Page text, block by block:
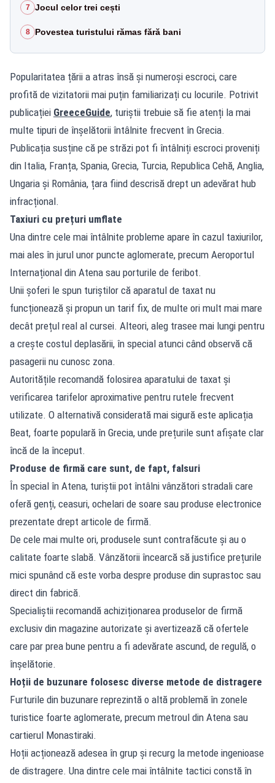
7 Jocul celor trei cești
8 Povestea turistului rămas fără bani
Popularitatea țării a atras însă și numeroși escroci, care
profită de vizitatorii mai puțin familiarizați cu locurile. Potrivit
publicației GreeceGuide, turiștii trebuie să fie atenți la mai
multe tipuri de înșelătorii întâlnite frecvent în Grecia.
Publicația susține că pe străzi pot fi întâlniți escroci proveniți
din Italia, Franța, Spania, Grecia, Turcia, Republica Cehă, Anglia,
Ungaria și România, țara fiind descrisă drept un adevărat hub
infracțional.
Taxiuri cu prețuri umflate
Una dintre cele mai întâlnite probleme apare în cazul taxiurilor,
mai ales în jurul unor puncte aglomerate, precum Aeroportul
Internațional din Atena sau porturile de feribot.
Unii șoferi le spun turiștilor că aparatul de taxat nu
funcționează și propun un tarif fix, de multe ori mult mai mare
decât prețul real al cursei. Alteori, aleg trasee mai lungi pentru
a crește costul deplasării, în special atunci când observă că
pasagerii nu cunosc zona.
Autoritățile recomandă folosirea aparatului de taxat și
verificarea tarifelor aproximative pentru rutele frecvent
utilizate. O alternativă considerată mai sigură este aplicația
Beat, foarte populară în Grecia, unde prețurile sunt afișate clar
încă de la început.
Produse de firmă care sunt, de fapt, falsuri
În special în Atena, turiștii pot întâlni vânzători stradali care
oferă genți, ceasuri, ochelari de soare sau produse electronice
prezentate drept articole de firmă.
De cele mai multe ori, produsele sunt contrafăcute și au o
calitate foarte slabă. Vânzătorii încearcă să justifice prețurile
mici spunând că este vorba despre produse din suprastoc sau
direct din fabrică.
Specialiștii recomandă achiziționarea produselor de firmă
exclusiv din magazine autorizate și avertizează că ofertele
care par prea bune pentru a fi adevărate ascund, de regulă, o
înșelătorie.
Hoții de buzunare folosesc diverse metode de distragere
Furturile din buzunare reprezintă o altă problemă în zonele
turistice foarte aglomerate, precum metroul din Atena sau
cartierul Monastiraki.
Hoții acționează adesea în grup și recurg la metode ingenioase
de distragere. Una dintre cele mai întâlnite tactici constă în